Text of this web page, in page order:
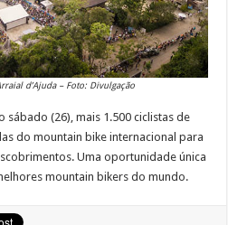
d’Ajuda – Foto: Divulgação
(26), mais 1.500 ciclistas de
do mountain bike internacional para
Uma oportunidade única
mountain bikers do mundo.